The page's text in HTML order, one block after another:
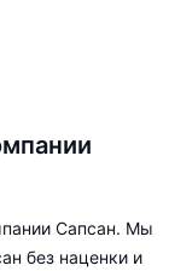
Сапсан. Мы
без наценки и